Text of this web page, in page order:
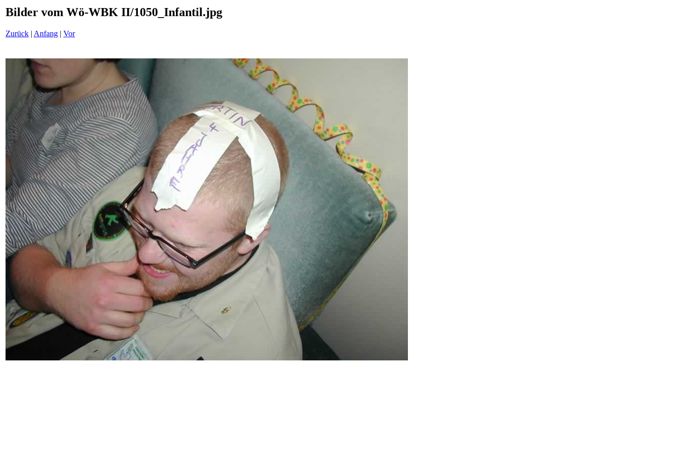
Bilder vom Wö-WBK II/1050_Infantil.jpg
Zurück | Anfang | Vor